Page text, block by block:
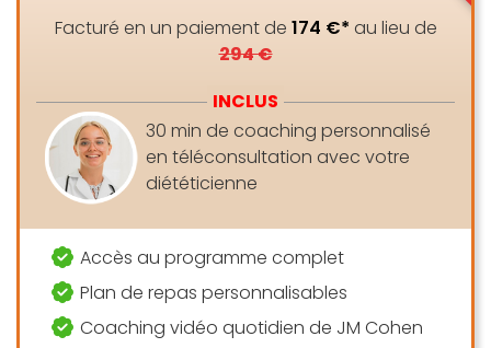
Facturé en un paiement de 174 €* au lieu de
294 €
INCLUS
30 min de coaching personnalisé
en téléconsultation avec votre
diététicienne
Accès au programme complet
Plan de repas personnalisables
Coaching vidéo quotidien de JM Cohen